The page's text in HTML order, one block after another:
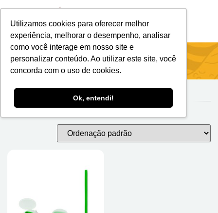
Utilizamos cookies para oferecer melhor
experiência, melhorar o desempenho, analisar
como você interage em nosso site e
personalizar conteúdo. Ao utilizar este site, você
concorda com o uso de cookies.
Ok, entendi!
Início/ESTOJOS/ Copos